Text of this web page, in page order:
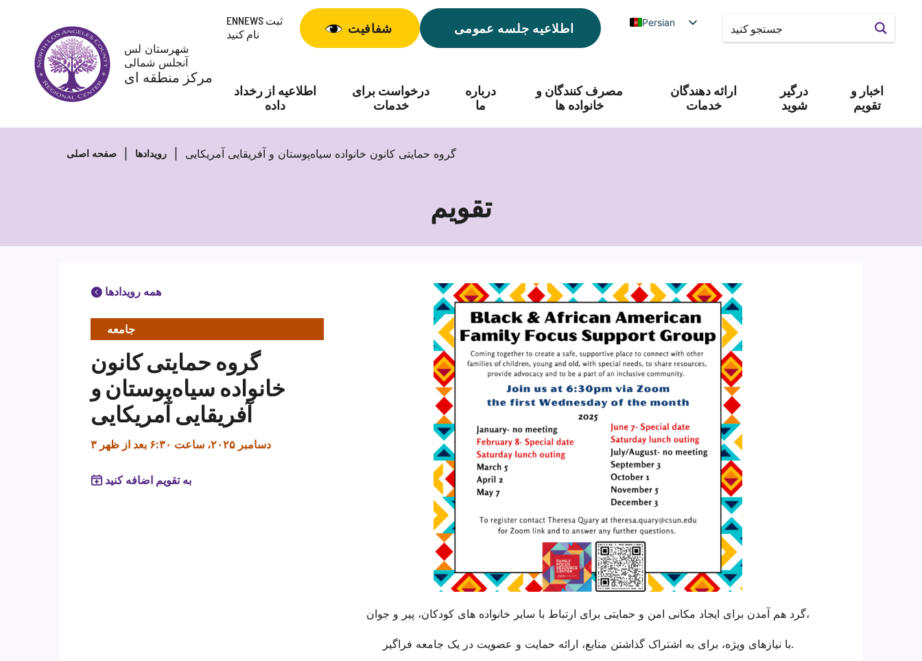
شهرستان لس
آنجلس شمالی
مرکز منطقه ای
ENNEWS ثبت
نام کنید
شفافیت اطلاعیه جلسه عمومی Persian
اطلاعیه از رخداد
داده
درخواست برای
خدمات
درباره
ما
مصرف کنندگان و
خانواده ها
ارائه دهندگان
خدمات
درگیر
شوید
اخبار و
تقویم
صفحه اصلی رویدادها گروه حمایتی کانون خانواده سیاه‌پوستان و آفریقایی آمریکایی
تقویم
همه رویدادها
جامعه
گروه حمایتی کانون
خانواده سیاه‌پوستان و
آفریقایی آمریکایی
۳ دسامبر ۲۰۲۵، ساعت ۶:۳۰ بعد از ظهر
به تقویم اضافه کنید
گرد هم آمدن برای ایجاد مکانی امن و حمایتی برای ارتباط با سایر خانواده های کودکان، پیر و جوان،
با نیازهای ویژه، برای به اشتراک گذاشتن منابع، ارائه حمایت و عضویت در یک جامعه فراگیر.